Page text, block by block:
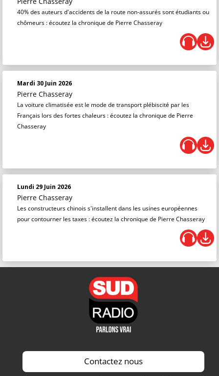
40% des auteurs d'accidents de la route non-assurés sont étudiants ou
chômeurs : écoutez la chronique de Pierre Chasseray
Mardi 30 Juin 2026
Pierre Chasseray
La voiture climatisée est le mode de transport plébiscité par les
Français lors des fortes chaleurs : écoutez la chronique de Pierre
Chasseray
Lundi 29 Juin 2026
Pierre Chasseray
Les constructeurs chinois s'installent dans les usines européennes
pour contourner les taxes : écoutez la chronique de Pierre Chasseray
Contactez nous